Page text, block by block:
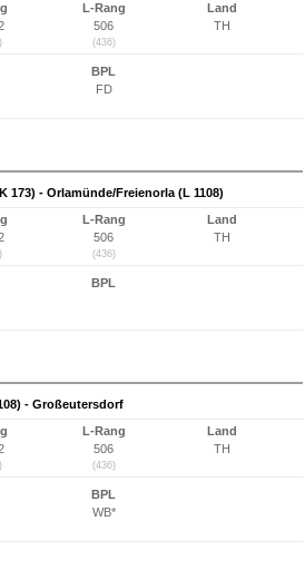
L-Rang
506
(436)
Land
TH
BPL
FD
173) - Orlamünde/Freienorla (L 1108)
L-Rang
506
(436)
Land
TH
BPL
- Großeutersdorf
L-Rang
506
(436)
Land
TH
BPL
WB*